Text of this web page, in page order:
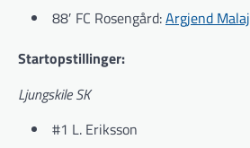
88′ FC Rosengård:Argjend Malaj
Startopstillinger:
Ljungskile SK
#1 L. Eriksson